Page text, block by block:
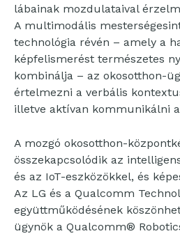
lábainak mozdulataival
A multimodális
technológia révén – amely a
képfelismerést természetes
kombinálja – az okosotthon-
értelmezni a verbális
illetve aktívan kommunikálni
A mozgó okosotthon-
összekapcsolódik az
és az IoT-eszközökkel, és
Az LG és a Qualcomm
együttműködésének
ügynök a Qualcomm®